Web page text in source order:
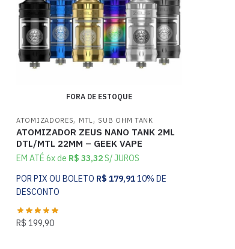
FORA DE ESTOQUE
ATOMIZADORES, MTL, SUB OHM TANK
ATOMIZADOR ZEUS NANO TANK 2ML
DTL/MTL 22MM – GEEK VAPE
EM ATÉ 6x de R$ 33,32S/ JUROS
POR PIX OU BOLETO R$ 179,9110% DE
DESCONTO
R$ 199,90